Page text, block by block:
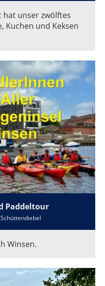
hat unser zwölftes
Kuchen und Keksen
Paddeltour
Winsen.